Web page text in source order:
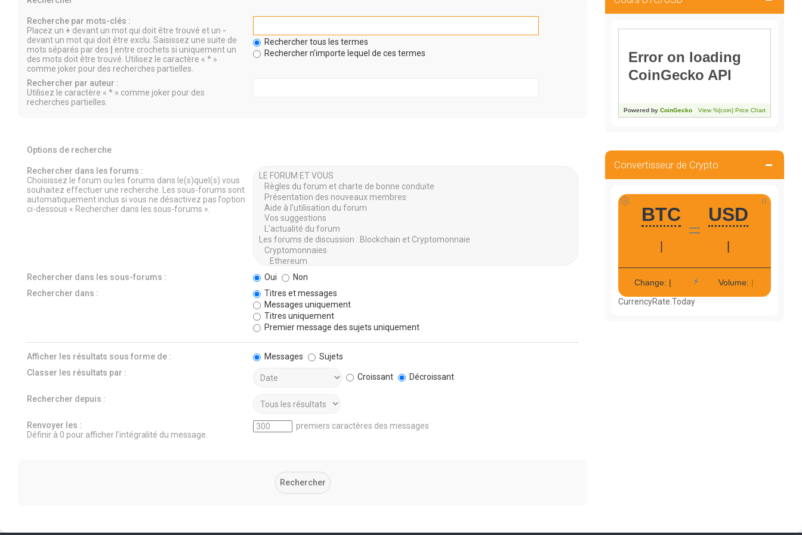
Recherche par mots-clés :
Placez un + devant un mot qui doit être trouvé et un -
devant un mot qui doit être exclu. Saisissez une suite de
mots séparés par des
entre crochets si uniquement un
des mots doit être trouvé. Utilisez le caractère « * »
comme joker pour des recherches partielles.
Rechercher tous les termes
Rechercher n’importe lequel de ces termes
Rechercher par auteur :
Utilisez le caractère « * » comme joker pour des
recherches partielles.
Options de recherche
Rechercher dans les forums :
Choisissez le forum ou les forums dans le(s)quel(s) vous
souhaitez effectuer une recherche. Les sous-forums sont
automatiquement inclus si vous ne désactivez pas l’option
ci-dessous « Rechercher dans les sous-forums ».
Rechercher dans les sous-forums : Oui
Non
Rechercher dans :
Titres et messages
Messages uniquement
Titres uniquement
Premier message des sujets uniquement
Afficher les résultats sous forme de : Messages
Sujets
Classer les résultats par :
Croissant Décroissant
Rechercher depuis :
Renvoyer les :
Définir à 0 pour afficher l’intégralité du message.
premiers caractères des messages
Convertisseur de Crypto
CurrencyRate.Today